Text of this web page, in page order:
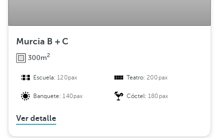
Murcia B + C
300m2
Escuela:120pax Teatro:200pax
Banquete:140pax Cóctel:180pax
Ver detalle